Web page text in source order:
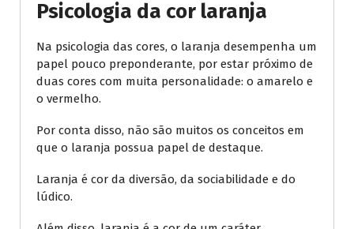
Psicologia da cor laranja
Na psicologia das cores, o laranja desempenha um
papel pouco preponderante, por estar próximo de
duas cores com muita personalidade: o amarelo e
o vermelho.
Por conta disso, não são muitos os conceitos em
que o laranja possua papel de destaque.
Laranja é cor da diversão, da sociabilidade e do
lúdico.